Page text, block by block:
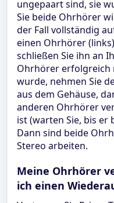
ungepaart sind, sie
Sie beide Ohrhörer
der Fall vollständig
einen Ohrhörer
schließen Sie ihn an
Ohrhörer erfolgreich
wurde, nehmen Sie
aus dem Gehäuse,
anderen Ohrhörer
ist (warten Sie, bis
Dann sind beide
Stereo arbeiten.
Meine Ohrhörer
ich einen